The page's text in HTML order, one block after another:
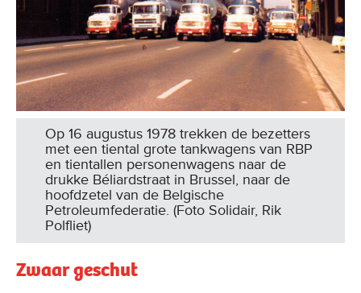
Op 16 augustus 1978 trekken de bezetters
met een tiental grote tankwagens van RBP
en tientallen personenwagens naar de
drukke Béliardstraat in Brussel, naar de
hoofdzetel van de Belgische
Petroleumfederatie. (Foto Solidair, Rik
Polfliet)
Zwaar geschut
Het is intussen augustus 1978. Vakantie of niet,